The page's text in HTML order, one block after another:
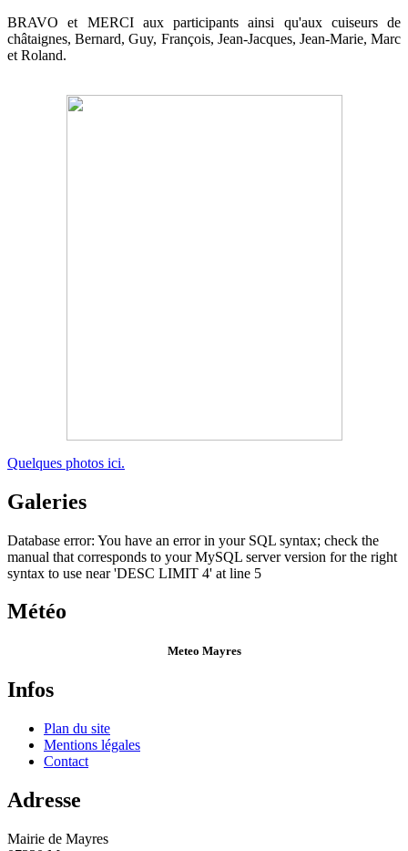
BRAVO et MERCI aux participants ainsi qu'aux cuiseurs de
châtaignes, Bernard, Guy, François, Jean-Jacques, Jean-Marie, Marc
et Roland.
Quelques photos ici.
Galeries
Database error: You have an error in your SQL syntax; check the
manual that corresponds to your MySQL server version for the right
syntax to use near 'DESC LIMIT 4' at line 5
Météo
Meteo Mayres
Infos
Plan du site
Mentions légales
Contact
Adresse
Mairie de Mayres